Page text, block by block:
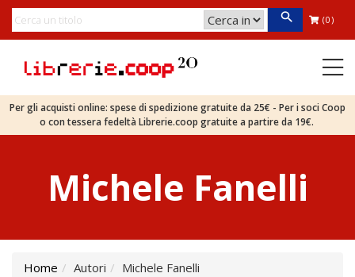
(0)
Per gli acquisti online: spese di spedizione gratuite da 25€ - Per i soci Coop
o con tessera fedeltà Librerie.coop gratuite a partire da 19€.
Michele Fanelli
Home Autori Michele Fanelli